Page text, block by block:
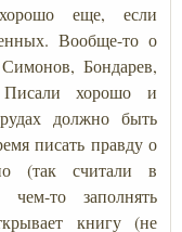
еще, если
Вообще-то о
Бондарев,
хорошо и
должно быть
писать правду о
(так считали в
то заполнять
книгу (не